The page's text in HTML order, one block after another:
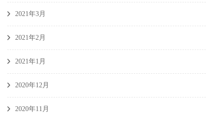
2021年3月
2021年2月
2021年1月
2020年12月
2020年11月